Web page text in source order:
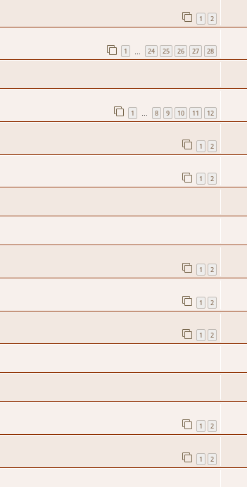
1 2
1 24 25 26 27 28
1 … 8 9 10 11 12
1 2
1 2
1 2
1 2
1 2
1 2
1 2